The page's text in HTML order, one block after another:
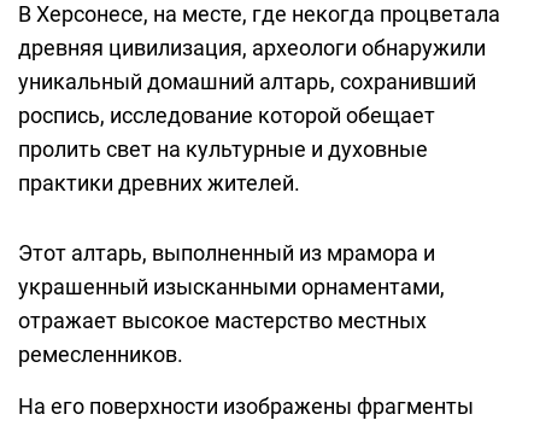
В Херсонесе, на месте, где некогда процветала
древняя цивилизация, археологи обнаружили
уникальный домашний алтарь, сохранивший
роспись, исследование которой обещает
пролить свет на культурные и духовные
практики древних жителей.
Этот алтарь, выполненный из мрамора и
украшенный изысканными орнаментами,
отражает высокое мастерство местных
ремесленников.
На его поверхности изображены фрагменты